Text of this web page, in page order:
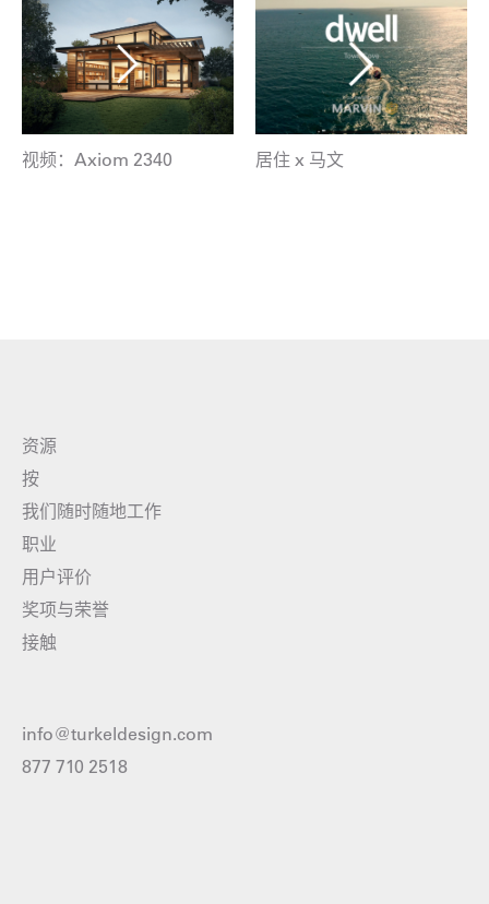
视频：Axiom 2340 居住 x 马文
资源
按
我们随时随地工作
职业
用户评价
奖项与荣誉
接触
info@turkeldesign.com
877 710 2518